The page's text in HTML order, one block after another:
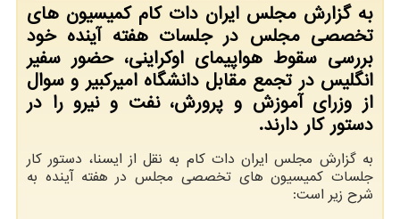
به گزارش مجلس ایران دات كام كمیسیون های
تخصصی مجلس در جلسات هفته آینده خود
بررسی سقوط هواپیمای اوكراینی، حضور سفیر
انگلیس در تجمع مقابل دانشگاه امیركبیر و سوال
از وزرای آموزش و پرورش، نفت و نیرو را در
دستور كار دارند.
به گزارش مجلس ایران دات كام به نقل از ایسنا، دستور كار
جلسات كمیسیون های تخصصی مجلس در هفته آینده به
شرح زیر است: